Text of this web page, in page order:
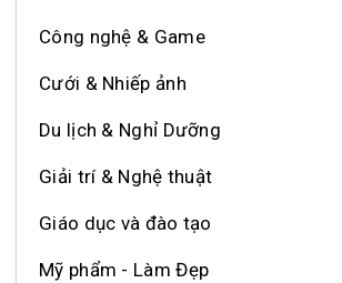
Công nghệ & Game
Cưới & Nhiếp ảnh
Du lịch & Nghỉ Dưỡng
Giải trí & Nghệ thuật
Giáo dục và đào tạo
Mỹ phẩm - Làm Đẹp